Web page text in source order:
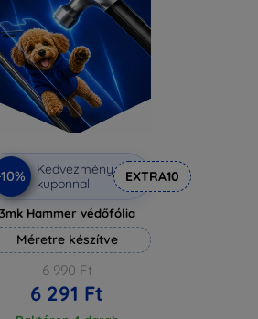
Kedvezmény
kuponnal
EXTRA10
3mk Hammer védőfólia
Méretre készítve
6 990 Ft
6 291 Ft